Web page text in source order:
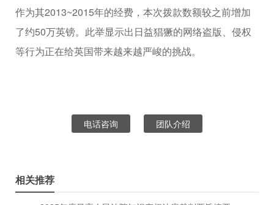
作为其2013~2015年的经费，本次拨款数额较之前增加
了约50万英镑。此举显示出日益猖獗的网络盗版、侵权
等行为正在给英国带来越来越严峻的挑战。
电话咨询 团队介绍
相关推荐